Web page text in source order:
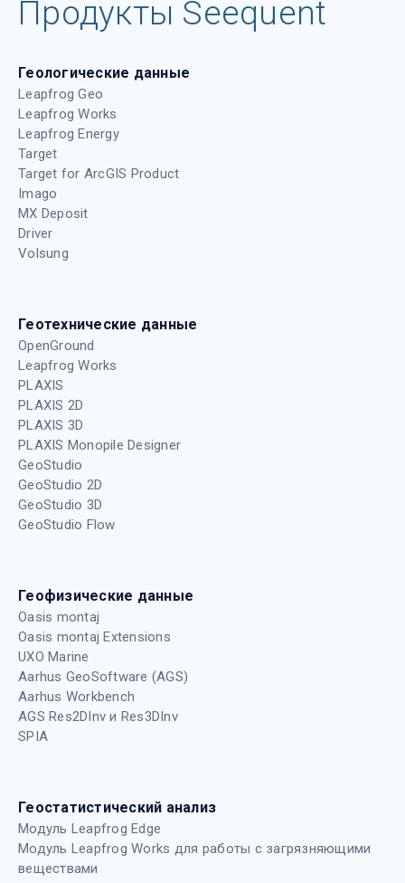
Продукты Seequent
Геологические данные
Leapfrog Geo
Leapfrog Works
Leapfrog Energy
Target
Target for ArcGIS Product
Imago
MX Deposit
Driver
Volsung
Геотехнические данные
OpenGround
Leapfrog Works
PLAXIS
PLAXIS 2D
PLAXIS 3D
PLAXIS Monopile Designer
GeoStudio
GeoStudio 2D
GeoStudio 3D
GeoStudio Flow
Геофизические данные
Oasis montaj
Oasis montaj Extensions
UXO Marine
Aarhus GeoSoftware (AGS)
Aarhus Workbench
AGS Res2DInv и Res3DInv
SPIA
Геостатистический анализ
Модуль Leapfrog Edge
Модуль Leapfrog Works для работы с загрязняющими
веществами